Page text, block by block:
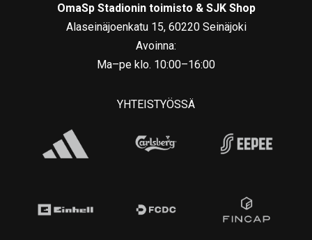
OmaSp Stadionin toimisto & SJK Shop
Alaseinäjoenkatu 15, 60220 Seinäjoki
Avoinna:
Ma–pe klo. 10:00–16:00
YHTEISTYÖSSÄ